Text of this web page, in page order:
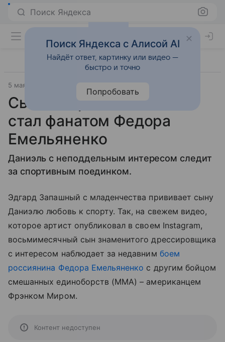
Поиск Яндекса
5 мая 2018
Сын Эдгарда Запашного
стал фанатом Федора
Емельяненко
Даниэль с неподдельным интересом следит
за спортивным поединком.
Эдгард Запашный с младенчества прививает сыну
Даниэлю любовь к спорту. Так, на свежем видео,
которое артист опубликовал в своем Instagram,
восьмимесячный сын знаменитого дрессировщика
с интересом наблюдает за недавним боем
россиянина Федора Емельяненко с другим бойцом
смешанных единоборств (ММА) – американцем
Фрэнком Миром.
Контент недоступен
Поиск Яндекса с Алисой AI
Найдёт ответ, картинку или видео —
быстро и точно
Попробовать